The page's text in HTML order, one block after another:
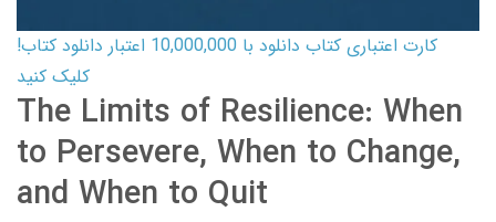
کارت اعتباری کتاب دانلود با 10,000,000 اعتبار دانلود کتاب!
کلیک کنید
The Limits of Resilience: When
to Persevere, When to Change,
and When to Quit